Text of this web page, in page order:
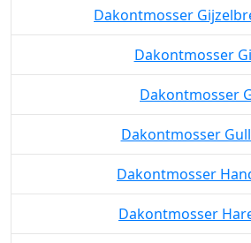
Dakontmosser
Dakontmosser
Dakontmosser
Dakontmosser
Dakontmosser
Dakontmosser